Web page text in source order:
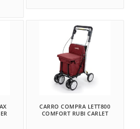
CARRO COMPRA LETT800
COMFORT RUBI CARLET